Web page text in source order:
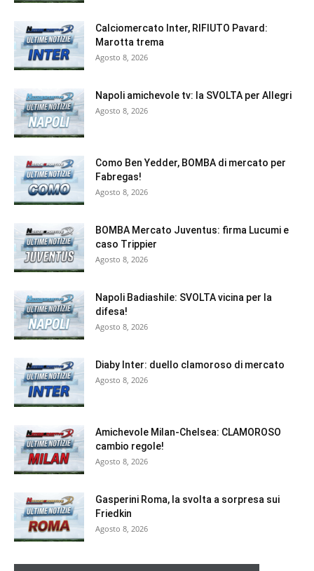
Calciomercato Inter, RIFIUTO Pavard:
Marotta trema
Agosto 8, 2026
Napoli amichevole tv: la SVOLTA per Allegri
Agosto 8, 2026
Como Ben Yedder, BOMBA di mercato per
Fabregas!
Agosto 8, 2026
BOMBA Mercato Juventus: firma Lucumi e
caso Trippier
Agosto 8, 2026
Napoli Badiashile: SVOLTA vicina per la
difesa!
Agosto 8, 2026
Diaby Inter: duello clamoroso di mercato
Agosto 8, 2026
Amichevole Milan-Chelsea: CLAMOROSO
cambio regole!
Agosto 8, 2026
Gasperini Roma, la svolta a sorpresa sui
Friedkin
Agosto 8, 2026